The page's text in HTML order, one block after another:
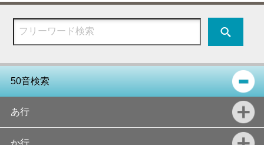
50音検索
あ行
か行